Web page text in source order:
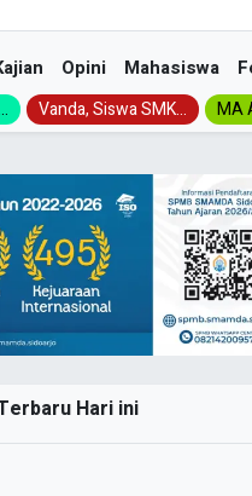
Opini Mahasiswa
Vanda, Siswa SMK... MA
Hari ini